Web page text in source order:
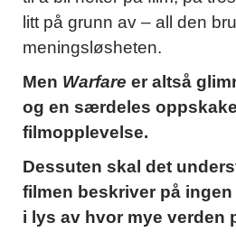
litt på grunn av – all den
meningsløsheten.
Men Warfare er altså
og en særdeles
filmopplevelse.
Dessuten skal det
filmen beskriver på
i lys av hvor mye verden